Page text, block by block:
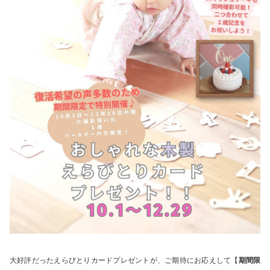
大好評だったえらびとりカードプレゼントが、ご期待にお応えして【期間限